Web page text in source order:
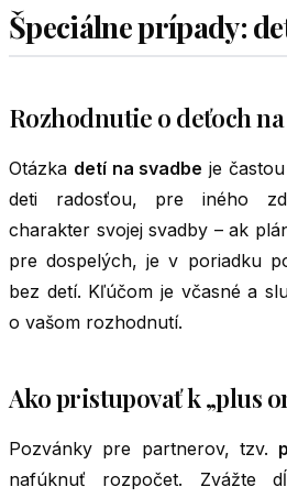
Špeciálne prípady:
Rozhodnutie o deťoch na
Otázka detí na svadbe je
deti radosťou, pre iného
charakter svojej svadby – ak
pre dospelých, je v poriadku
bez detí. Kľúčom je včasné a
o vašom rozhodnutí.
Ako pristupovať k „plus
Pozvánky pre partnerov, tzv.
nafúknuť rozpočet. Zvážte